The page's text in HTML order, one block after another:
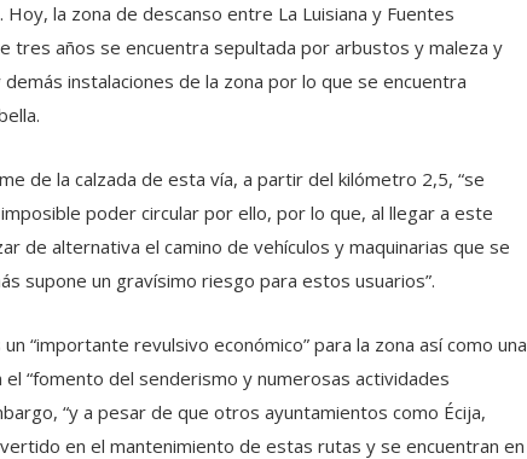
la zona de descanso entre La Luisiana y Fuentes
tres años se encuentra sepultada por arbustos y maleza y
instalaciones de la zona por lo que se encuentra
de la calzada de esta vía, a partir del kilómetro 2,5, “se
poder circular por ello, por lo que, al llegar a este
de alternativa el camino de vehículos y maquinarias que se
supone un gravísimo riesgo para estos usuarios”.
“importante revulsivo económico” para la zona así como una
“fomento del senderismo y numerosas actividades
“y a pesar de que otros ayuntamientos como Écija,
en el mantenimiento de estas rutas y se encuentran en